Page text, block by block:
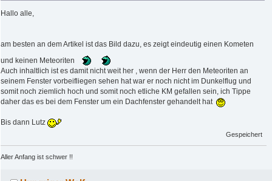
Hallo alle,
am besten an dem Artikel ist das Bild dazu, es zeigt eindeutig einen Kometen
und keinen Meteoriten
Auch inhaltlich ist es damit nicht weit her , wenn der Herr den Meteoriten an
seinem Fenster vorbeifliegen sehen hat war er noch nicht im Dunkelflug und
somit noch ziemlich hoch und somit noch etliche KM gefallen sein, ich Tippe
daher das es bei dem Fenster um ein Dachfenster gehandelt hat
Bis dann Lutz
Gespeichert
Aller Anfang ist schwer !!